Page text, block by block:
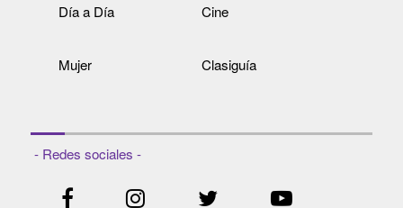
Día a Día Cine
Mujer Clasiguía
- Redes sociales -